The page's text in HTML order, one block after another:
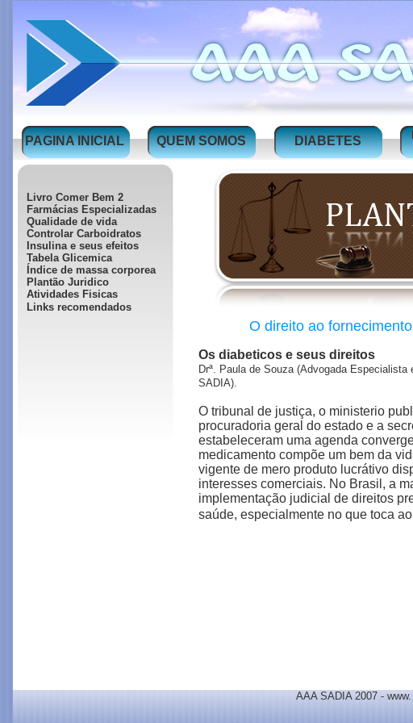
PAGINA INICIAL QUEM SOMOS DIABETES
Livro Comer Bem 2
Farmácias Especializadas
Qualidade de vida
Controlar Carboidratos
Insulina e seus efeitos
Tabela Glicemica
Índice de massa corporea
Plantão Juridico
Atividades Fisicas
Links recomendados
O direito ao
Os diabeticos e seus direitos
Drª. Paula de Souza (Advogada
SADIA).
O tribunal de justiça, o ministerio
procuradoria geral do estado e a
estabeleceram uma agenda
medicamento compõe um bem da
vigente de mero produto lucrátivo
interesses comerciais. No Brasil, a
implementação judicial de direitos
saúde, especialmente no que toca
AAA SADIA 2007 -